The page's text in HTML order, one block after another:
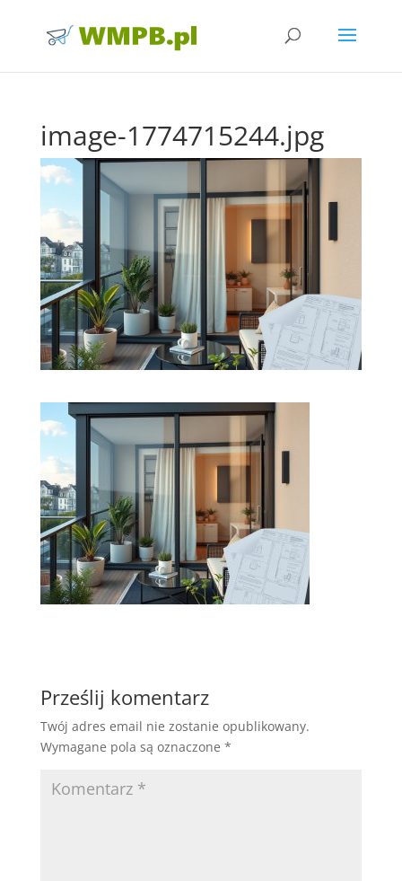
image-1774715244.jpg
Prześlij komentarz
Twój adres email nie zostanie opublikowany.
Wymagane pola są oznaczone *